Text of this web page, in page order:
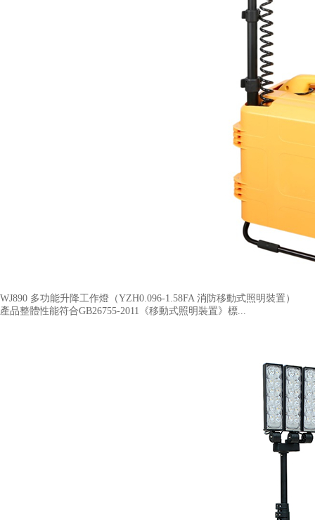
WJ890 多功能升降工作燈（YZH0.096-1.58FA 消防移動式照明裝置​）
產品整體性能符合GB26755-2011《移動式照明裝置》標...